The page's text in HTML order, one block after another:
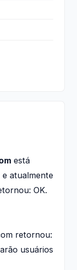
está
e atualmente
OK.
retornou:
usuários